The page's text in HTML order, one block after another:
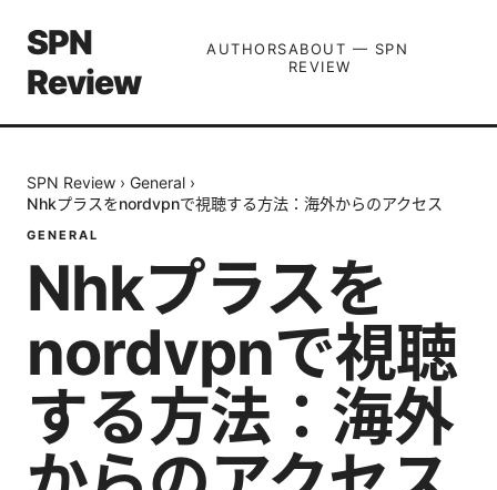
SPN
Review
AUTHORSABOUT — SPN
REVIEW
SPN Review › General ›
Nhkプラスをnordvpnで視聴する方法：海外からのアクセス
GENERAL
Nhkプラスを
nordvpnで視聴
する方法：海外